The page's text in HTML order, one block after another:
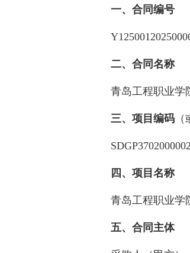
一、合同编号
二、合同名称
青岛工程职业学
三、项目编码
四、项目名称
青岛工程职业学
五、合同主体